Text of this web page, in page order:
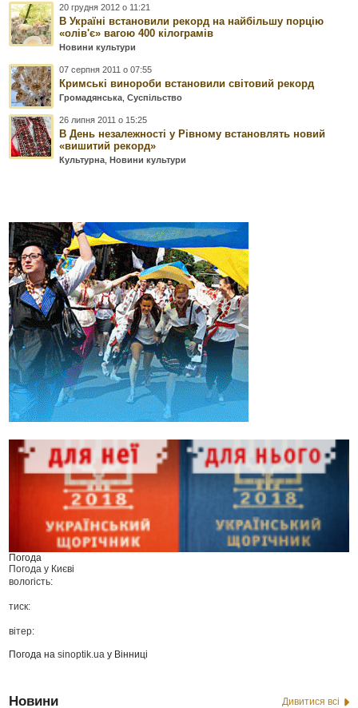
20 грудня 2012 о 11:21
В Україні встановили рекорд на найбільшу порцію
«олів'є» вагою 400 кілограмів
Новини культури
07 серпня 2011 о 07:55
Кримські винороби встановили світовий рекорд
Громадянська ,Суспільство
26 липня 2011 о 15:25
В День незалежності у Рівному встановлять новий
«вишитий рекорд»
Культурна ,Новини культури
Погода
Погода у Києві
вологість:
тиск:
вітер:
Погода наsinoptik.ua у Вінниці
Новини Дивитися всі